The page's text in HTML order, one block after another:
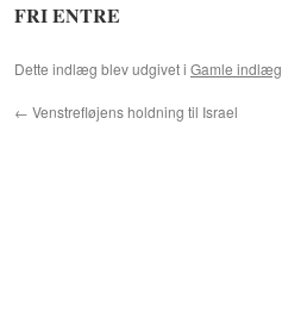
FRI ENTRE
Dette indlæg blev udgivet i Gamle indlæg
← Venstrefløjens holdning til Israel